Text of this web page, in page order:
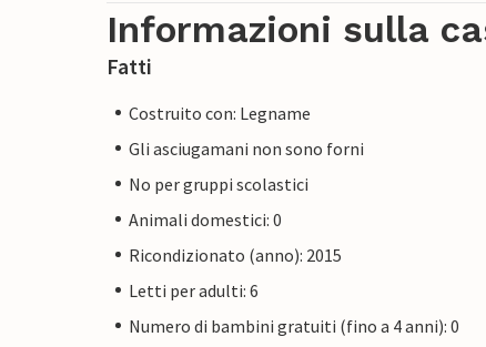
Informazioni sulla
Fatti
Costruito con: Legname
Gli asciugamani non sono forni
No per gruppi scolastici
Animali domestici: 0
Ricondizionato (anno): 2015
Letti per adulti: 6
Numero di bambini gratuiti (fino a 4 anni): 0